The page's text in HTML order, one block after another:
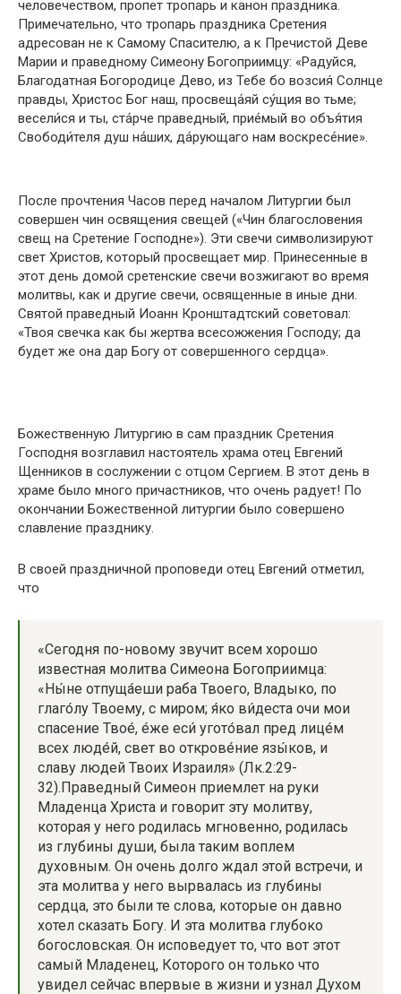
человечеством, пропет тропарь и канон праздника.
Примечательно, что тропарь праздника Сретения
адресован не к Самому Спасителю, а к Пречистой Деве
Марии и праведному Симеону Богоприимцу: «Радуйся,
Благодатная Богородице Дево, из Тебе бо возсия́ Солнце
правды, Христос Бог наш, просвеща́яй су́щия во тьме;
весели́ся и ты, ста́рче праведный, прие́мый во объя́тия
Свободи́теля душ на́ших, да́рующаго нам воскресе́ние».
После прочтения Часов перед началом Литургии был
совершен чин освящения свещей («Чин благословения
свещ на Сретение Господне»). Эти свечи символизируют
свет Христов, который просвещает мир. Принесенные в
этот день домой сретенские свечи возжигают во время
молитвы, как и другие свечи, освященные в иные дни.
Святой праведный Иоанн Кронштадтский советовал:
«Твоя свечка как бы жертва всесожжения Господу; да
будет же она дар Богу от совершенного сердца».
Божественную Литургию в сам праздник Сретения
Господня возглавил настоятель храма отец Евгений
Щенников в сослужении с отцом Сергием. В этот день в
храме было много причастников, что очень радует! По
окончании Божественной литургии было совершено
славление празднику.
В своей праздничной проповеди отец Евгений отметил,
что
«Сегодня по-новому звучит всем хорошо
известная молитва Симеона Богоприимца:
«Ны́не отпуща́еши раба Твоего, Владыко, по
глаго́лу Твоему, с миром; я́ко ви́деста очи мои
спасение Твое́, е́же еси́ угото́вал пред лице́м
всех люде́й, свет во открове́ние язы́ков, и
славу людей Твоих Израиля» (Лк.2:29-
32).Праведный Симеон приемлет на руки
Младенца Христа и говорит эту молитву,
которая у него родилась мгновенно, родилась
из глубины души, была таким воплем
духовным. Он очень долго ждал этой встречи, и
эта молитва у него вырвалась из глубины
сердца, это были те слова, которые он давно
хотел сказать Богу. И эта молитва глубоко
богословская. Он исповедует то, что вот этот
самый Младенец, Которого он только что
увидел сейчас впервые в жизни и узнал Духом